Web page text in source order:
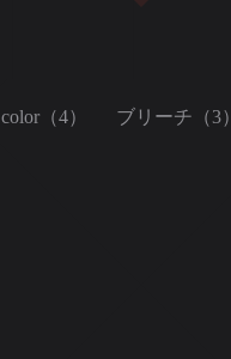
color（4） ブリーチ（3）